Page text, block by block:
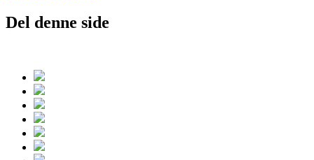
Del denne side